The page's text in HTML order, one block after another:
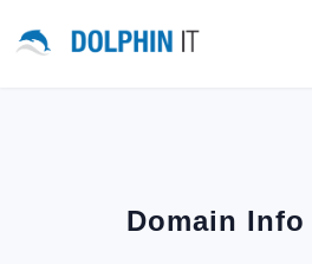
Domain Info